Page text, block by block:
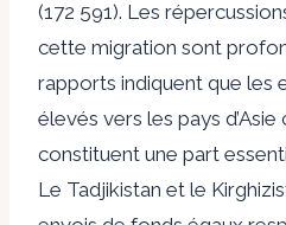
(172 591). Les
cette migration sont
rapports indiquent que les
élevés vers les pays d’Asie
constituent une part
Le Tadjikistan et le